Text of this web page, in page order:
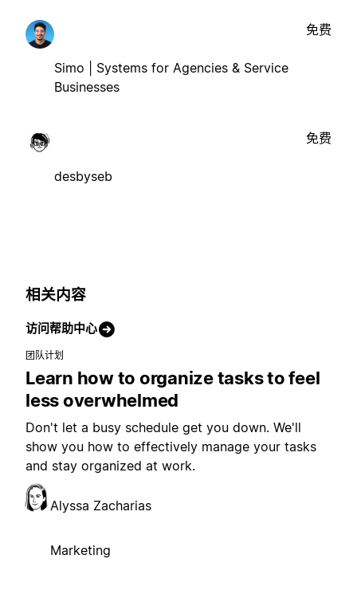
Simo | Systems for Agencies & Service
Businesses
免费
desbyseb
免费
相关内容
访问帮助中心
团队计划
Learn how to organize tasks to feel
less overwhelmed
Don't let a busy schedule get you down. We'll
show you how to effectively manage your tasks
and stay organized at work.
Alyssa Zacharias
Marketing